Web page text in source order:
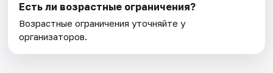
Есть ли возрастные ограничения?
Возрастные ограничения уточняйте у
организаторов.